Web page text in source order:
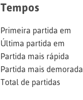
Tempos
Primeira partida em
Última partida em
Partida mais rápida
Partida mais demorada
Total de partidas